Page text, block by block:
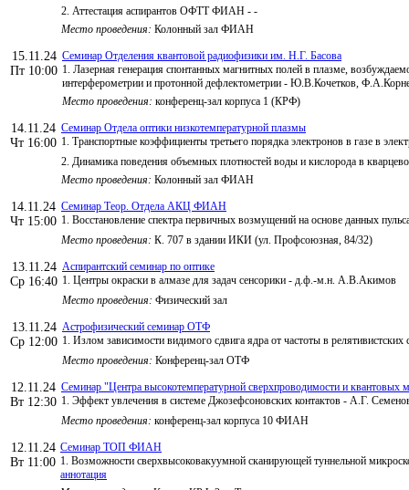
2. Аттестация аспирантов ОФТТ ФИАН - -
Место проведения: Колонный зал ФИАН
15.11.24
Пт 10:00
Семинар Отделения квантовой радиофизики им. Н.Г. Басова
1. Лазерная генерация спонтанных магнитных полей в плазме,
интерферометрии и протонной дефлектометрии - Ю.В.Кочетков,
Место проведения: конференц-зал корпуса 1 (КРФ)
14.11.24
Чт 16:00
Семинар Отдела оптики низкотемпературной плазмы
1. Транспортные коэффициенты третьего порядка электронов в газе в
2. Динамика поведения объемных плотностей воды и кислорода в
Место проведения: Колонный зал ФИАН
14.11.24
Чт 15:00
Семинар Теор. Отдела АКЦ ФИАН
1. Восстановление спектра первичных возмущений на основе данных
Место проведения: К. 707 в здании ИКИ (ул. Профсоюзная, 84/32)
13.11.24
Ср 16:40
Аспирантский семинар по оптике
1. Центры окраски в алмазе для задач сенсорики - д.ф.-м.н. А.В.Акимов
Место проведения: Физический зал
13.11.24
Ср 12:00
Астрофизический семинар ОТФ
1. Излом зависимости видимого сдвига ядра от частоты в
Место проведения: Конференц-зал ОТФ
12.11.24
Вт 12:30
Семинар "Центра высокотемпературной сверхпроводимости и квантовых
1. Эффект увлечения в системе Джозефсоновских контактов - А.Г.
Место проведения: конференц-зал корпуса 10 ФИАН
12.11.24
Вт 11:00
Семинар ТОП ФИАН
1. Возможности сверхвысоковакуумной сканирующей туннельной
аннотация